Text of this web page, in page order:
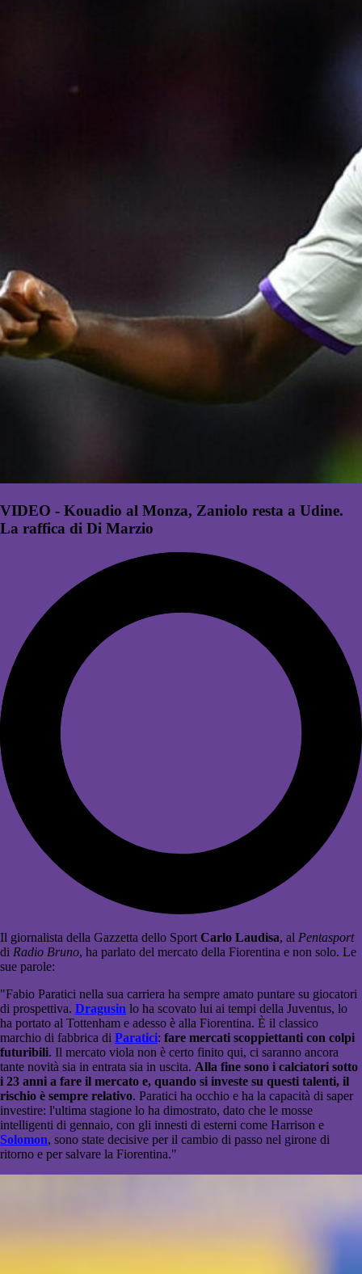
VIDEO - Kouadio al Monza, Zaniolo resta a Udine.
La raffica di Di Marzio
Il giornalista della Gazzetta dello SportCarlo Laudisa, al Pentasport
di Radio Bruno, ha parlato del mercato della Fiorentina e non solo. Le
sue parole:
"Fabio Paratici nella sua carriera ha sempre amato puntare su giocatori
di prospettiva. Dragusin lo ha scovato lui ai tempi della Juventus, lo
ha portato al Tottenham e adesso è alla Fiorentina. È il classico
marchio di fabbrica di Paratici: fare mercati scoppiettanti con colpi
futuribili. Il mercato viola non è certo finito qui, ci saranno ancora
tante novità sia in entrata sia in uscita. Alla fine sono i calciatori sotto
i 23 anni a fare il mercato e, quando si investe su questi talenti, il
rischio è sempre relativo. Paratici ha occhio e ha la capacità di saper
investire: l'ultima stagione lo ha dimostrato, dato che le mosse
intelligenti di gennaio, con gli innesti di esterni come Harrison e
Solomon, sono state decisive per il cambio di passo nel girone di
ritorno e per salvare la Fiorentina."